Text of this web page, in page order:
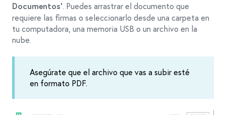
Documentos’. Puedes arrastrar el documento que
requiere las firmas o seleccionarlo desde una carpeta en
tu computadora, una memoria USB o un archivo en la
nube.
Asegúrate que el archivo que vas a subir esté
en formato PDF.